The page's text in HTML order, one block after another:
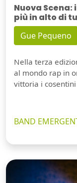
Nuova
più in alto di
Gue Pequeno
Nella terza
al mondo rap in
vittoria i
BAND